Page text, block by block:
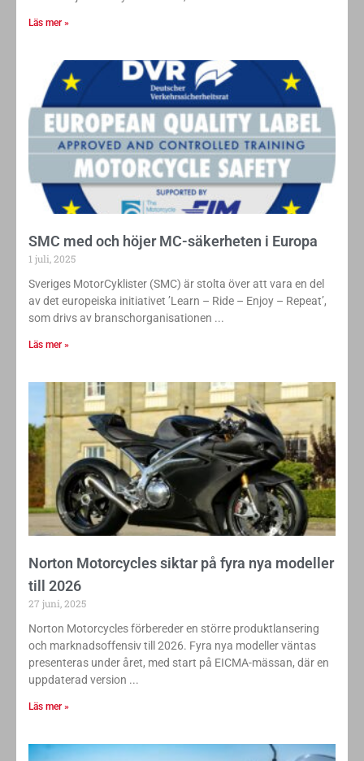
Läs mer »
SMC med och höjer MC-säkerheten i Europa
1 juli, 2025
Sveriges MotorCyklister (SMC) är stolta över att vara en del
av det europeiska initiativet ’Learn – Ride – Enjoy – Repeat’,
som drivs av branschorganisationen
Läs mer »
Norton Motorcycles siktar på fyra nya modeller
till 2026
27 juni, 2025
Norton Motorcycles förbereder en större produktlansering
och marknadsoffensiv till 2026. Fyra nya modeller väntas
presenteras under året, med start på EICMA-mässan, där en
uppdaterad version
Läs mer »